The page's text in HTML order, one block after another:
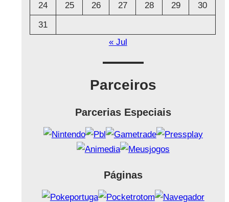
24
25 26 27 28 29
30
31
« Jul
Parceiros
Parcerias Especiais
Páginas